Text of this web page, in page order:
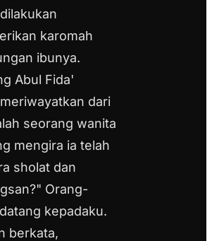
karomah
ibunya.
Abul Fida'
dari
seorang wanita
mengira ia telah
sholat dan
Orang-
kepadaku.
berkata,